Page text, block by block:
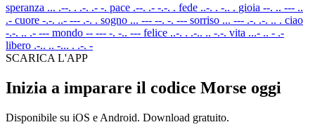
speranza ... .--. . .-. .- -. pace .--. .- -.-. . fede ..-. . -.. . gioia --. .. --- ..
.- cuore -.-. ..- --- .-. . sogno ... --- --. -. --- sorriso ... --- .-. .-. .. . ciao
-.-. .. .- --- mondo -- --- -. -.. --- felice ..-. . .-.. .. -.-. vita ...- .. - .-
libero .-.. .. -... . .-. -
SCARICA L'APP
Inizia a imparare il codice Morse oggi
Disponibile su iOS e Android. Download gratuito.